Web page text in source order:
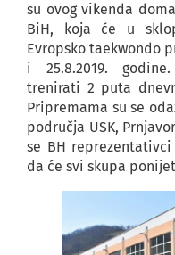
su ovog vikenda
BiH, koja će u
Evropsko taekwondo
i 25.8.2019.
trenirati 2 puta
Pripremama su se
područja USK,
se BH
da će svi skupa